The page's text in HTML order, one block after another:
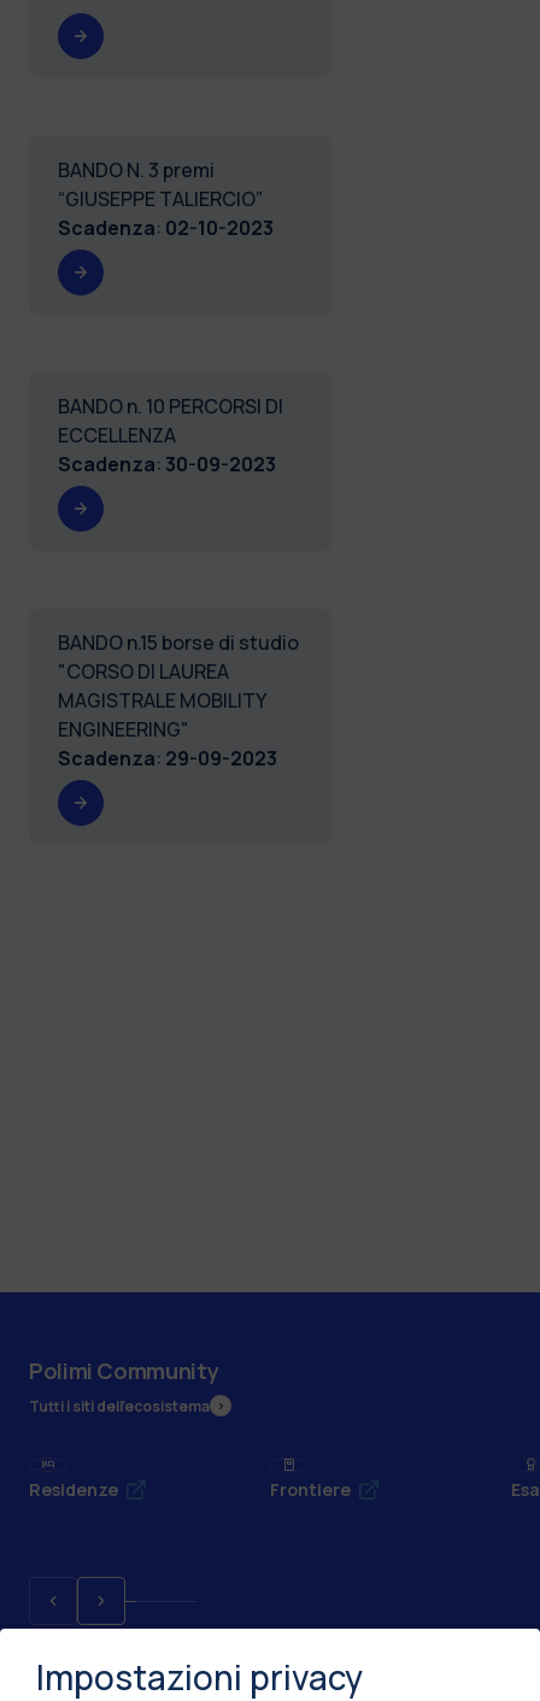
BANDO N. 3 premi
“GIUSEPPE TALIERCIO”
Scadenza: 02-10-2023
BANDO n. 10 PERCORSI DI
ECCELLENZA
Scadenza: 30-09-2023
BANDO n.15 borse di studio
"CORSO DI LAUREA
MAGISTRALE MOBILITY
ENGINEERING"
Scadenza: 29-09-2023
Polimi Community
Tutti i siti dell’ecosistema
Residenze Frontiere
Impostazioni privacy